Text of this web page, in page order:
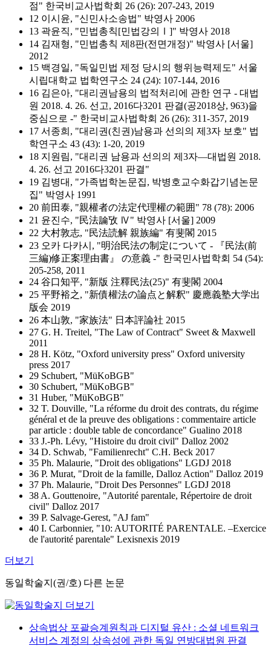
점" 한국비교사법학회 26 (26): 207-243, 2019
12 이시윤, "신민사소송법" 박영사 2006
13 곽윤직, "민법총칙[민법강의Ⅰ]" 박영사 2018
14 김재형, "민법총칙 제8판(전면개정)" 박영사 [서울]
2012
15 백경일, "독일민법 제정 당시의 행위능력제도" 서울
시립대학교 법학연구소 24 (24): 107-144, 2016
16 김은아, "대리권남용의 법적처리에 관한 연구 - 대법
원 2018. 4. 26. 선고, 2016다3201 판결(공2018상, 963)을
중심으로 -" 한국비교사법학회 26 (26): 311-357, 2019
17 서종희, "대리권(친권)남용과 선의의 제3자 보호" 법
학연구소 43 (43): 1-20, 2019
18 지원림, "대리권 남용과 선의의 제3자―대법원 2018.
4. 26. 선고 2016다3201 판결"
19 김병대, "가족법학논문집, 박병호교수화갑기념논문
집" 박영사 1991
20 前田泰, "親權者の法定代理權の範囲" 78 (78): 2006
21 윤진수, "民法論攷 Ⅳ" 박영사 [서울] 2009
22 大村敦志, "民法読解 親族編" 有斐閣 2015
23 오카 다카시, "明治民法の制定について - 『民法(前
三編)修正案理由書』 の意義 -" 한국민사법학회 54 (54):
205-258, 2011
24 谷口知平, "新版 注釋民法(25)" 有斐閣 2004
25 平野裕之, "新債權法の論点と解釈" 慶應義塾大学出
版会 2019
26 本山敦, "家族法" 日本評論社 2015
27 G. H. Treitel, "The Law of Contract" Sweet & Maxwell
2011
28 H. Kötz, "Oxford university press" Oxford university
press 2017
29 Schubert, "MüKoBGB"
30 Schubert, "MüKoBGB"
31 Huber, "MüKoBGB"
32 T. Douville, "La réforme du droit des contrats, du régime
général et de la preuve des obligations : commentaire article
par article : double table de concordance" Gualino 2018
33 J.-Ph. Lévy, "Histoire du droit civil" Dalloz 2002
34 D. Schwab, "Familienrecht" C.H. Beck 2017
35 Ph. Malaurie, "Droit des obligations" LGDJ 2018
36 P. Murat, "Droit de la famille, Dalloz Action" Dalloz 2019
37 Ph. Malaurie, "Droit Des Personnes" LGDJ 2018
38 A. Gouttenoire, "Autorité parentale, Répertoire de droit
civil" Dalloz 2017
39 P. Salvage-Gerest, "AJ fam"
40 I. Carbonnier, "10: AUTORITÉ PARENTALE. –Exercice
de l'autorité parentale" Lexisnexis 2019
더보기
동일학술지(권/호) 다른 논문
상속법상 포괄승계원칙과 디지털 유산 : 소셜 네트워크
서비스 계정의 상속성에 관한 독일 연방대법원 판결